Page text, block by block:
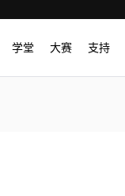
学堂 大赛 支持